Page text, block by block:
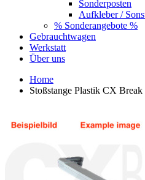
Sonderposten
Aufkleber /
% Sonderangebote %
Gebrauchtwagen
Werkstatt
Über uns
Home
Stoßstange Plastik CX